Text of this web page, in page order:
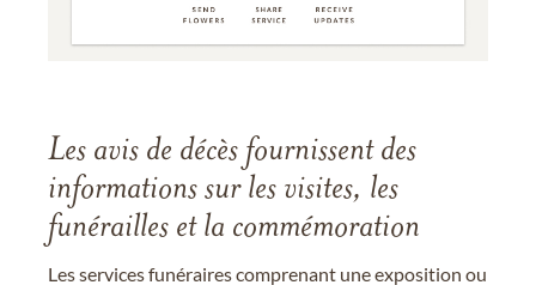
Les avis de décès fournissent des
informations sur les visites, les
funérailles et la commémoration
Les services funéraires comprenant une exposition ou